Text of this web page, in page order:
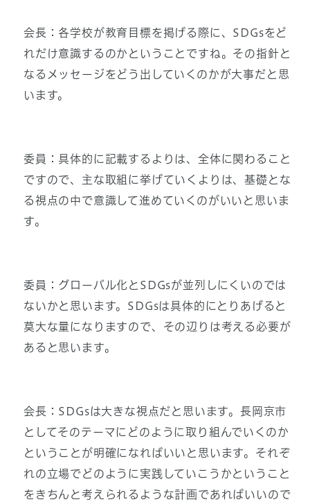
会長：各学校が教育目標を掲げる際に、SDGsをど
れだけ意識するのかということですね。その指針と
なるメッセージをどう出していくのかが大事だと思
います。
委員：具体的に記載するよりは、全体に関わること
ですので、主な取組に挙げていくよりは、基礎とな
る視点の中で意識して進めていくのがいいと思いま
す。
委員：グローバル化とSDGsが並列しにくいのでは
ないかと思います。SDGsは具体的にとりあげると
莫大な量になりますので、その辺りは考える必要が
あると思います。
会長：SDGsは大きな視点だと思います。長岡京市
としてそのテーマにどのように取り組んでいくのか
ということが明確になればいいと思います。それぞ
れの立場でどのように実践していこうかということ
をきちんと考えられるような計画であればいいので